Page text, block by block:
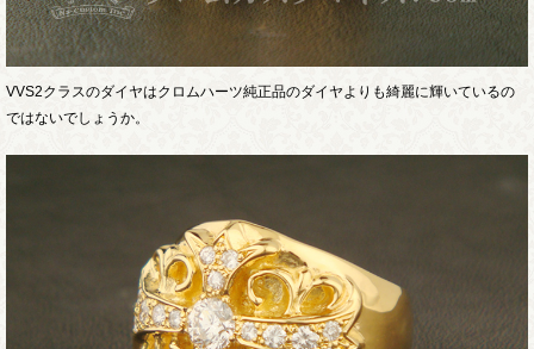
VVS2クラスのダイヤはクロムハーツ純正品のダイヤよりも綺麗に輝いているの
ではないでしょうか。